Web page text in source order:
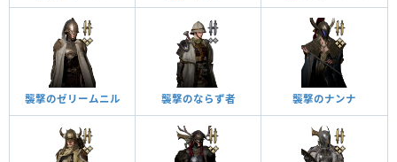
襲撃のゼリームニル 襲撃のならず者 襲撃のナンナ